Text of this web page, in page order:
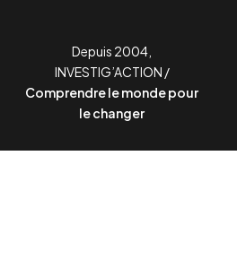
Depuis 2004,
INVESTIG’ACTION /
Comprendre le monde pour
le changer